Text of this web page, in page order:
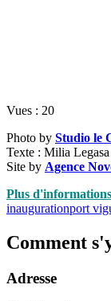
Vues : 20
Photo by Studio le
Texte : Milia Legasa
Site by Agence
Plus
inaugurationport
Comment
Adresse